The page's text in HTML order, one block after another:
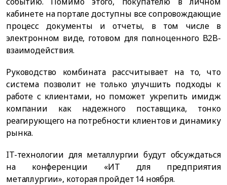
кабинете на портале доступны все сопровождающие
процесс документы и отчеты, в том числе в
электронном виде, готовом для полноценного B2B-
взаимодействия.
Руководство комбината рассчитывает на то, что
система позволит не только улучшить подходы к
работе с клиентами, но поможет укрепить имидж
компании как надежного поставщика, тонко
реагирующего на потребности клиентов и динамику
рынка.
IT-технологии для металлургии будут обсуждаться
на конференции «ИТ для предприятия
металлургии», которая пройдет 14 ноября.